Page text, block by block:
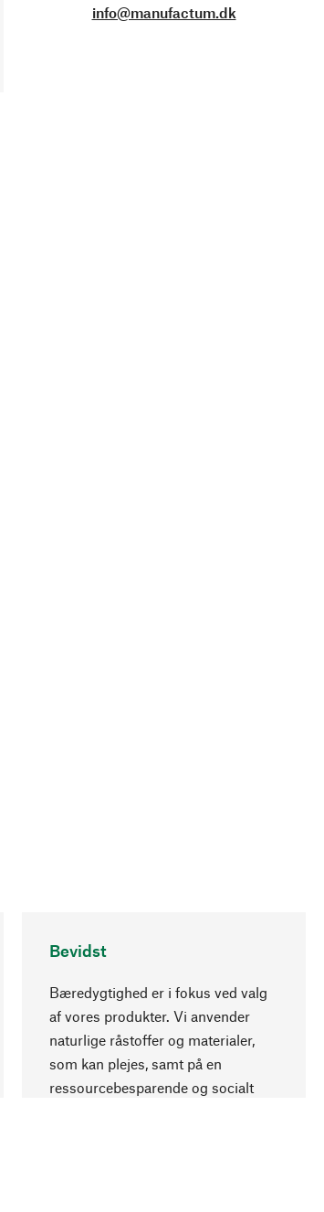
info@manufactum.dk
Bevidst
Bæredygtighed er i fokus ved valg
af vores produkter. Vi anvender
naturlige råstoffer og materialer,
som kan plejes, samt på en
ressourcebesparende og socialt